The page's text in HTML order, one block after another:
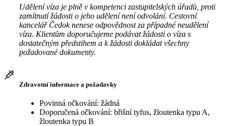
Udělení víza je plně v kompetenci zastupitelských úřadů, proti
zamítnutí žádosti o jeho udělení není odvolání. Cestovní
kancelář Čedok nenese odpovědnost za případné neudělení
víza. Klientům doporučujeme podávat žádosti o víza s
dostatečným předstihem a k žádosti dokládat všechny
požadované dokumenty.
Zdravotní informace a požadavky
Povinná očkování: žádná
Doporučená očkování: břišní tyfus, žloutenka typu A,
žloutenka typu B